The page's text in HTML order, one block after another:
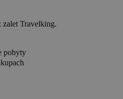
zalet Travelking.
pobyty